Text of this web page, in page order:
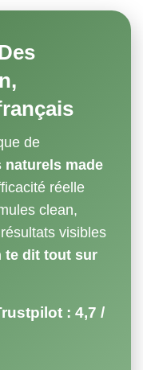
de
naturels made
réelle
clean,
visibles
te dit tout sur
: 4,7 /